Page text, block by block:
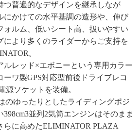
つ普遍的なデザインを継承しなが
にかけての水平基調の造形や、伸び
ォルム、低いシート高、扱いやすい
により多くのライダーからご支持を
。
ルレッド×エボニーという専用カラー
ワ製GPS対応型前後ドライブレコ
源ソケットを装備。
のゆったりとしたライディングポジ
並列2気筒エンジンはそのまま
らに高めたELIMINATOR PLAZA